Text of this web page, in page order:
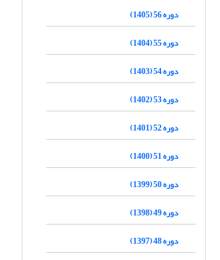
دوره 56 (1405)
دوره 55 (1404)
دوره 54 (1403)
دوره 53 (1402)
دوره 52 (1401)
دوره 51 (1400)
دوره 50 (1399)
دوره 49 (1398)
دوره 48 (1397)